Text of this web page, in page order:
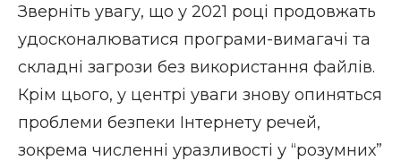
Зверніть увагу, що у 2021 році продовжать
удосконалюватися програми-вимагачі та
складні загрози без використання файлів.
Крім цього, у центрі уваги знову опиняться
проблеми безпеки Інтернету речей,
зокрема численні уразливості у “розумних”